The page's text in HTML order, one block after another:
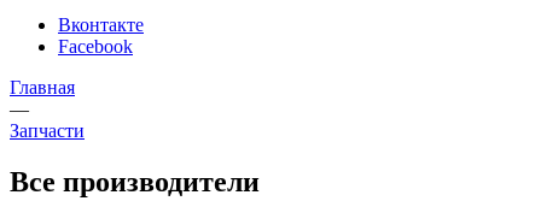
Вконтакте
Facebook
Главная
—
Запчасти
Все производители